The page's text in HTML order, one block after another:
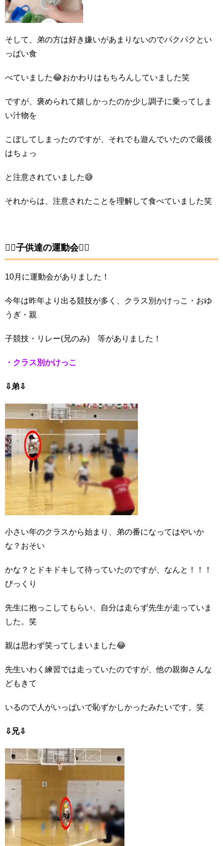
そして、弟の方は好き嫌いがあまりないのでパクパクとい
っぱい食
べていました😂おかわりはもちろんしていました笑
ですが、褒められて嬉しかったのか少し調子に乗ってしま
い汁物を
こぼしてしまったのですが、それでも遊んでいたので最後
はちょっ
と注意されていました😅
それからは、注意されたことを理解して食べていました笑
🏳‍🌈子供達の運動会🏳‍🌈
10月に運動会がありました！
今年は昨年より出る競技が多く、クラス別かけっこ・おゆ
うぎ・親
子競技・リレー(兄のみ) 等がありました！
・クラス別かけっこ
⇩弟⇩
小さい年のクラスから始まり、弟の番になってはやいか
な？おそい
かな？とドキドキして待っていたのですが、なんと！！！
びっくり
先生に抱っこしてもらい、自分は走らず先生が走っていま
した。笑
親は思わず笑ってしまいました😂
先生いわく練習では走っていたのですが、他の親御さんな
どもきて
いるので人がいっぱいで恥ずかしかったみたいです。笑
⇩兄⇩